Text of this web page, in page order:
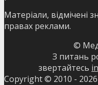
Матеріали, відмічені
правах реклами.
©
З питань
звертайтесь
Copyright © 2010 - 2026